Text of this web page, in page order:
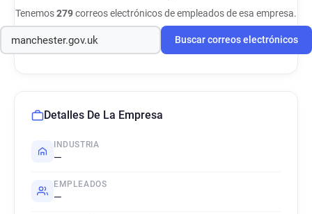
Tenemos279correos electrónicos de empleados de esa empresa.
Buscar correos electrónicos
Detalles De La Empresa
INDUSTRIA
—
EMPLEADOS
—